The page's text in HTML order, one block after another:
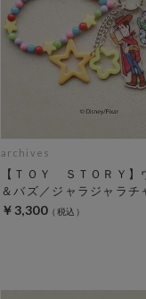
archives
【ＴＯＹ ＳＴＯＲＹ】
＆バズ／ジャラジャラチ
￥3,300